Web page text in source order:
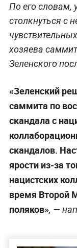
По его словам,
столкнуться с
хозяева
Зеленского
«Зеленский
саммита по
скандала с
скандалов.
ярости из-за
нацистских
время Второй
поляков», —